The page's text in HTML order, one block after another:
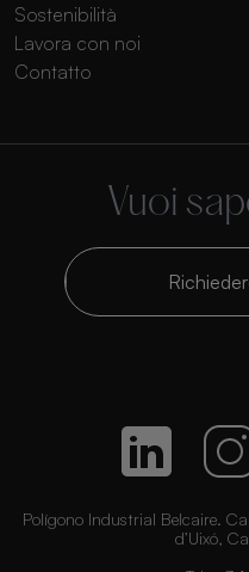
Sostenibilità
Lavora con noi
Contatto
Vuoi
Polígono Industrial Belcaire.
d’Uixó,